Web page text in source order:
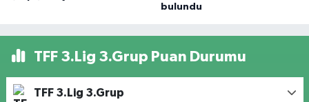
bulundu
TFF 3.Lig 3.Grup Puan Durumu
TFF 3.Lig 3.Grup